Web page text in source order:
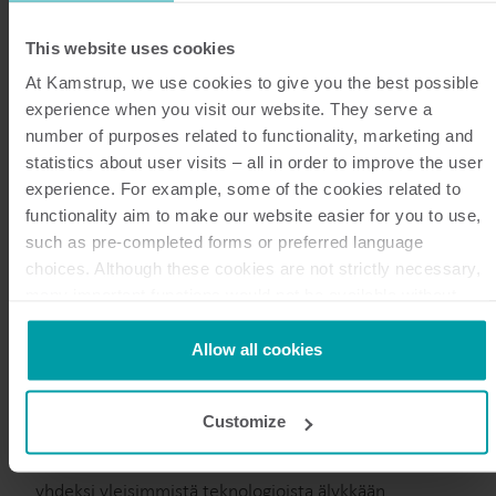
This website uses cookies
At Kamstrup, we use cookies to give you the best possible
experience when you visit our website. They serve a
number of purposes related to functionality, marketing and
statistics about user visits – all in order to improve the user
experience. For example, some of the cookies related to
functionality aim to make our website easier for you to use,
such as pre-completed forms or preferred language
choices. Although these cookies are not strictly necessary,
them.
Kamstrup makes use of third-party cookies. A third-party
cookie is installed by someone other than us, such as other
You can at any time change or withdraw your consent from
the Cookie Declaration
Allow all cookies
Customize
NB-IoT-teknologian hyödyt
NB-IoT on monipuolinen viestintäteknologia, jolla on
pitkä lista etuja IoT-sovelluksissa, sijoittaen sen
yhdeksi yleisimmistä teknologioista älykkään